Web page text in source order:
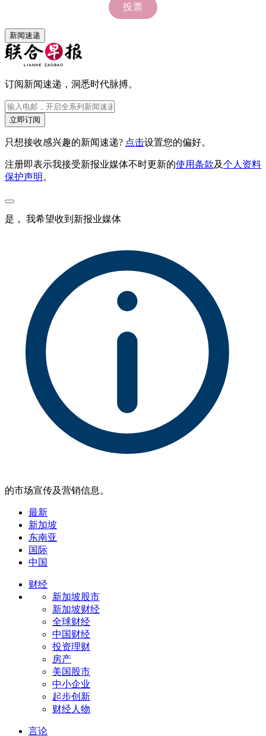
新闻速递
订阅新闻速递，洞悉时代脉搏。
立即订阅
只想接收感兴趣的新闻速递? 点击设置您的偏好。
注册即表示我接受新报业媒体不时更新的使用条款及个人资料
保护声明 。
是， 我希望收到新报业媒体
的市场宣传及营销信息。
最新
新加坡
东南亚
国际
中国
财经
新加坡股市
新加坡财经
全球财经
中国财经
投资理财
房产
美国股市
中小企业
起步创新
财经人物
言论